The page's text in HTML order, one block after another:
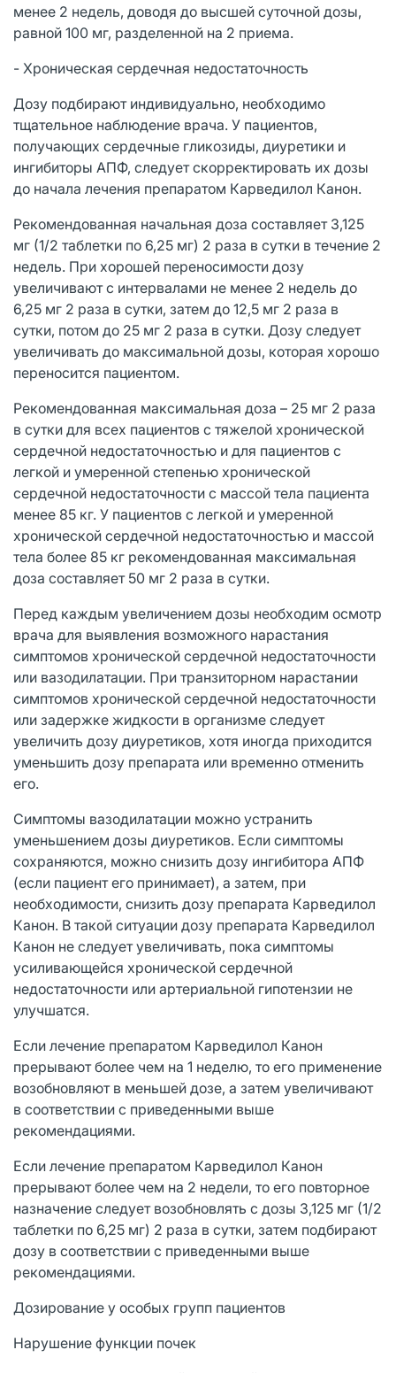
менее 2 недель, доводя до высшей суточной дозы,
равной 100 мг, разделенной на 2 приема.
- Хроническая сердечная недостаточность
Дозу подбирают индивидуально, необходимо
тщательное наблюдение врача. У пациентов,
получающих сердечные гликозиды, диуретики и
ингибиторы АПФ, следует скорректировать их дозы
до начала лечения препаратом Карведилол Канон.
Рекомендованная начальная доза составляет 3,125
мг (1/2 таблетки по 6,25 мг) 2 раза в сутки в течение 2
недель. При хорошей переносимости дозу
увеличивают с интервалами не менее 2 недель до
6,25 мг 2 раза в сутки, затем до 12,5 мг 2 раза в
сутки, потом до 25 мг 2 раза в сутки. Дозу следует
увеличивать до максимальной дозы, которая хорошо
переносится пациентом.
Рекомендованная максимальная доза – 25 мг 2 раза
в сутки для всех пациентов с тяжелой хронической
сердечной недостаточностью и для пациентов с
легкой и умеренной степенью хронической
сердечной недостаточности с массой тела пациента
менее 85 кг. У пациентов с легкой и умеренной
хронической сердечной недостаточностью и массой
тела более 85 кг рекомендованная максимальная
доза составляет 50 мг 2 раза в сутки.
Перед каждым увеличением дозы необходим осмотр
врача для выявления возможного нарастания
симптомов хронической сердечной недостаточности
или вазодилатации. При транзиторном нарастании
симптомов хронической сердечной недостаточности
или задержке жидкости в организме следует
увеличить дозу диуретиков, хотя иногда приходится
уменьшить дозу препарата или временно отменить
его.
Симптомы вазодилатации можно устранить
уменьшением дозы диуретиков. Если симптомы
сохраняются, можно снизить дозу ингибитора АПФ
(если пациент его принимает), а затем, при
необходимости, снизить дозу препарата Карведилол
Канон. В такой ситуации дозу препарата Карведилол
Канон не следует увеличивать, пока симптомы
усиливающейся хронической сердечной
недостаточности или артериальной гипотензии не
улучшатся.
Если лечение препаратом Карведилол Канон
прерывают более чем на 1 неделю, то его применение
возобновляют в меньшей дозе, а затем увеличивают
в соответствии с приведенными выше
рекомендациями.
Если лечение препаратом Карведилол Канон
прерывают более чем на 2 недели, то его повторное
назначение следует возобновлять с дозы 3,125 мг (1/2
таблетки по 6,25 мг) 2 раза в сутки, затем подбирают
дозу в соответствии с приведенными выше
рекомендациями.
Дозирование у особых групп пациентов
Нарушение функции почек